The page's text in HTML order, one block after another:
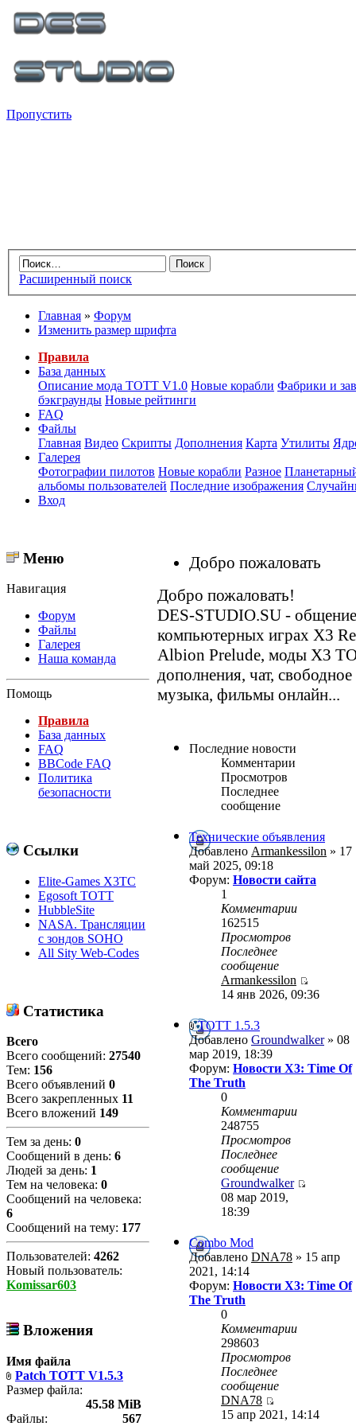
Пропустить
Расширенный поиск
Главная » Форум
Изменить размер шрифта
Правила
База данных
Описание мода ТОТТ V1.0 Новые корабли Фабрики и
бэкграунды Новые рейтинги
FAQ
Файлы
Главная Видео Скрипты Дополнения Карта Утилиты
Галерея
Фотографии пилотов Новые корабли Разное
альбомы пользователей Последние изображения
Вход
Меню
Навигация
Форум
Файлы
Галерея
Наша команда
Помощь
Правила
База данных
FAQ
BBCode FAQ
Политика
безопасности
Ссылки
Elite-Games X3TC
Egosoft TOTT
HubbleSite
NASA. Трансляции
с зондов SOHO
All Sity Web-Codes
Статистика
Всего
Всего сообщений: 27540
Тем: 156
Всего объявлений 0
Всего закрепленных 11
Всего вложений 149
Тем за день: 0
Сообщений в день: 6
Людей за день: 1
Тем на человека: 0
Сообщений на человека:
6
Сообщений на тему: 177
Пользователей: 4262
Новый пользователь:
Komissar603
Вложения
Имя файла
Patch TOTT V1.5.3
Размер файла:
45.58 MiB
Файлы:
567
Добро пожаловать
Добро пожаловать!
DES-STUDIO.SU - общение
компьютерных играх X3
Albion Prelude, моды X3
дополнения, чат,
музыка, фильмы онлайн...
Последние новости
Комментарии
Просмотров
Последнее
сообщение
Технические объявления
Добавлено Armankessilon » 17
май 2025, 09:18
Форум: Новости сайта
1
Комментарии
162515
Просмотров
Последнее
сообщение
Armankessilon
14 янв 2026, 09:36
ТОТТ 1.5.3
Добавлено Groundwalker» 08
мар 2019, 18:39
Форум: Новости X3: Time Of
The Truth
0
Комментарии
248755
Просмотров
Последнее
сообщение
Groundwalker
08 мар 2019,
18:39
Combo Mod
Добавлено DNA78 » 15 апр
2021, 14:14
Форум: Новости X3: Time Of
The Truth
0
Комментарии
298603
Просмотров
Последнее
сообщение
DNA78
15 апр 2021, 14:14